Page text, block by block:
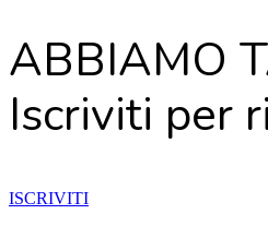
ABBIAMO
Iscriviti per
ISCRIVITI